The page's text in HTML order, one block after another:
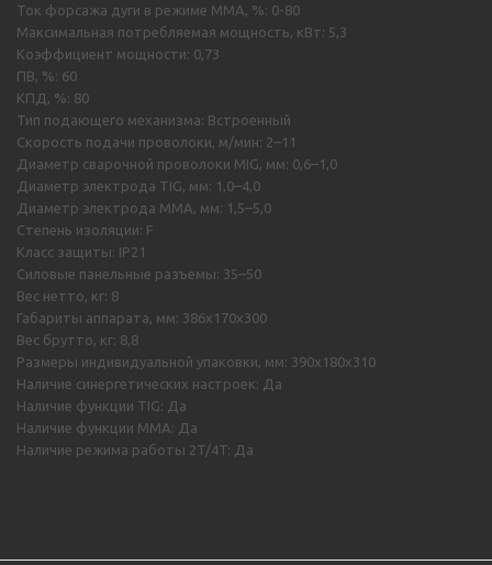
Ток форсажа дуги в режиме ММА, %: 0-80
Максимальная потребляемая мощность, кВт: 5,3
Коэффициент мощности: 0,73
ПВ, %: 60
КПД, %: 80
Тип подающего механизма: Встроенный
Скорость подачи проволоки, м/мин: 2–11
Диаметр сварочной проволоки MIG, мм: 0,6–1,0
Диаметр электрода TIG, мм: 1,0–4,0
Диаметр электрода MMA, мм: 1,5–5,0
Степень изоляции: F
Класс защиты: IP21
Силовые панельные разъемы: 35–50
Вес нетто, кг: 8
Габариты аппарата, мм: 386х170х300
Вес брутто, кг: 8,8
Размеры индивидуальной упаковки, мм: 390х180х310
Наличие синергетических настроек: Да
Наличие функции TIG: Да
Наличие функции MMA: Да
Наличие режима работы 2T/4T: Да